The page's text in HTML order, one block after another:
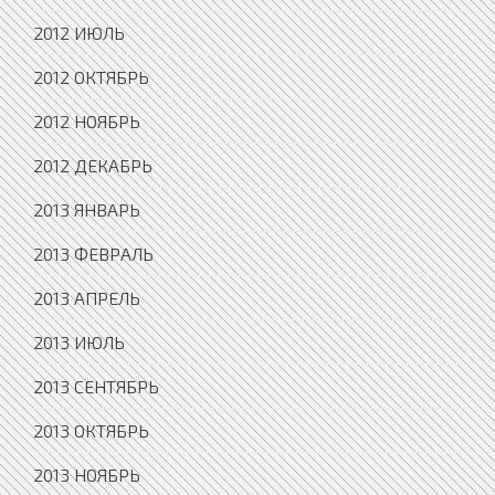
2012 ИЮЛЬ
2012 ОКТЯБРЬ
2012 НОЯБРЬ
2012 ДЕКАБРЬ
2013 ЯНВАРЬ
2013 ФЕВРАЛЬ
2013 АПРЕЛЬ
2013 ИЮЛЬ
2013 СЕНТЯБРЬ
2013 ОКТЯБРЬ
2013 НОЯБРЬ